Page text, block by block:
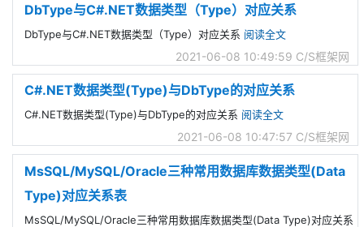
DbType与C#.NET数据类型（Type）对应关系
DbType与C#.NET数据类型（Type）对应关系 阅读全文
2021-06-08 10:49:59 C/S框架网
C#.NET数据类型(Type)与DbType的对应关系
C#.NET数据类型(Type)与DbType的对应关系 阅读全文
2021-06-08 10:47:57 C/S框架网
MsSQL/MySQL/Oracle三种常用数据库数据类型(Data
Type)对应关系表
MsSQL/MySQL/Oracle三种常用数据库数据类型(Data Type)对应关系